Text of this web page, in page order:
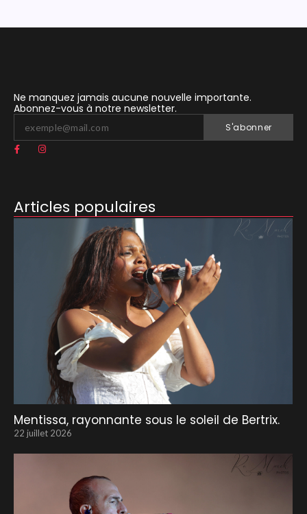
Ne manquez jamais aucune nouvelle importante.
Abonnez-vous à notre newsletter.
S'abonner
Articles populaires
Mentissa, rayonnante sous le soleil de Bertrix.
22 juillet 2026